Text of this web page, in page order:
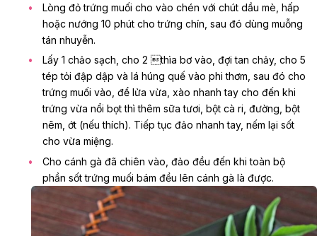
Lòng đỏ trứng muối cho vào chén với chút dầu mè, hấp
hoặc nướng 10 phút cho trứng chín, sau đó dùng muỗng
tán nhuyễn.
Lấy 1 chảo sạch, cho 2 thìa bơ vào, đợi tan chảy, cho 5
tép tỏi đập dập và lá húng quế vào phi thơm, sau đó cho
trứng muối vào, để lửa vừa, xào nhanh tay cho đến khi
trứng vừa nổi bọt thì thêm sữa tươi, bột cà ri, đường, bột
nêm, ớt (nếu thích). Tiếp tục đảo nhanh tay, nếm lại sốt
cho vừa miệng.
Cho cánh gà đã chiên vào, đảo đều đến khi toàn bộ
phần sốt trứng muối bám đều lên cánh gà là được.